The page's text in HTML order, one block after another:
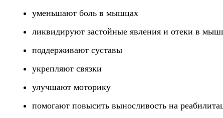
уменьшают боль в мышцах
ликвидируют застойные явления и отеки в
поддерживают суставы
укрепляют связки
улучшают моторику
помогают повысить выносливость на